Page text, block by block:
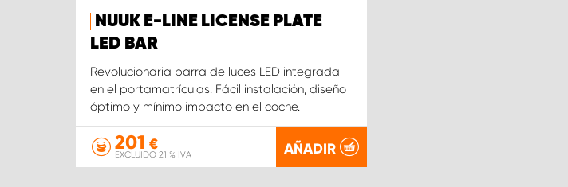
NUUK E-LINE LICENSE PLATE
LED BAR
Revolucionaria barra de luces LED integrada
en el portamatrículas. Fácil instalación, diseño
óptimo y mínimo impacto en el coche.
201 €
EXCLUIDO 21 % IVA AÑADIR